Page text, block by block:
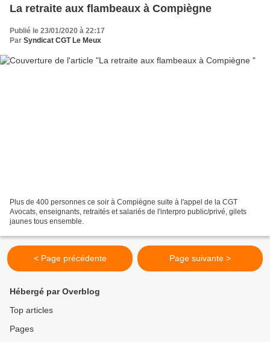
La retraite aux flambeaux à Compiègne
Publié le 23/01/2020 à 22:17
Par Syndicat CGT Le Meux
Plus de 400 personnes ce soir à Compiègne suite à l'appel de la CGT
Avocats, enseignants, retraités et salariés de l'interpro public/privé, gilets
jaunes tous ensemble.
< Page précédente Page suivante >
Hébergé par Overblog
Top articles
Pages